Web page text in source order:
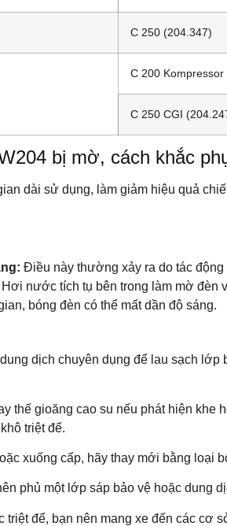
C 250 (204.347)
C 200 Kompressor
C 250 CGI
bị mờ, cách khắc
dài sử dụng, làm giảm hiệu quả
Điều này thường xảy ra do tác
Hơi nước tích tụ bên trong làm mờ đèn
bóng đèn có thể mất dần độ sáng.
dịch chuyên dụng để lau sạch
thế gioăng cao su nếu phát hiện
triệt để.
xuống cấp, hãy thay mới bằng loại
phủ một lớp sáp bảo vệ hoặc dung
triệt để, bạn nên mang xe đến các